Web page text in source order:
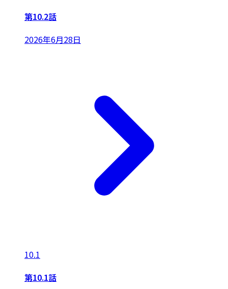
第10.2話
2026年6月28日
10.1
第10.1話